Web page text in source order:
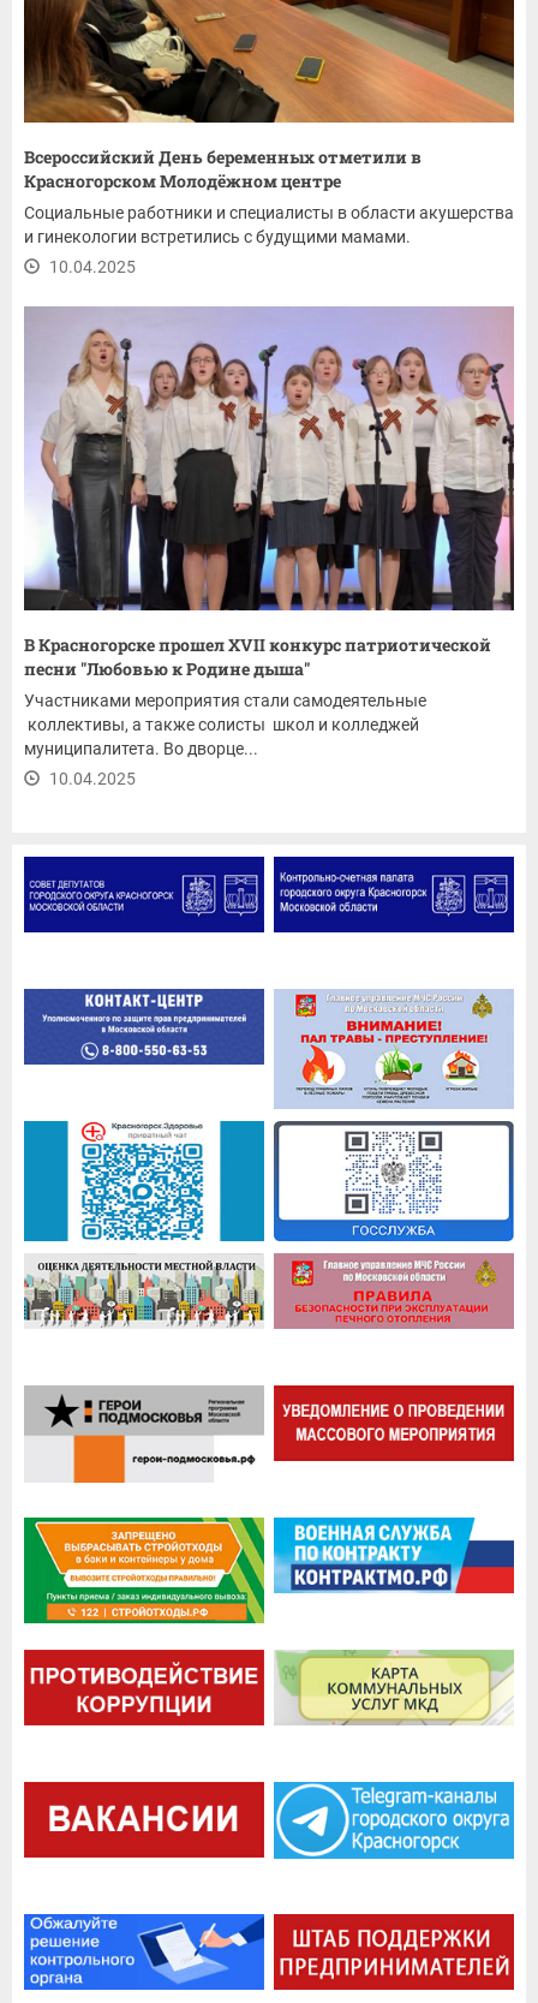
Всероссийский День беременных отметили в
Красногорском Молодёжном центре
Социальные работники и специалисты в области акушерства
и гинекологии встретились с будущими мамами.
10.04.2025
В Красногорске прошел XVII конкурс патриотической
песни "Любовью к Родине дыша"
Участниками мероприятия стали самодеятельные
коллективы, а также солисты школ и колледжей
муниципалитета. Во дворце...
10.04.2025